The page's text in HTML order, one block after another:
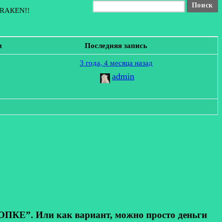
Последняя запись
3 года, 4 месяца назад
admin
Или как вариант, можно просто деньги